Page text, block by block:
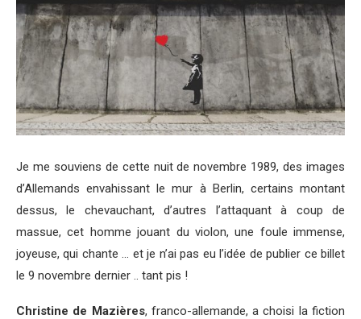
Je me souviens de cette nuit de novembre 1989, des images
d’Allemands envahissant le mur à Berlin, certains montant
dessus, le chevauchant, d’autres l’attaquant à coup de
massue, cet homme jouant du violon, une foule immense,
joyeuse, qui chante … et je n’ai pas eu l’idée de publier ce billet
le 9 novembre dernier .. tant pis !
Christine de Mazières, franco-allemande, a choisi la fiction